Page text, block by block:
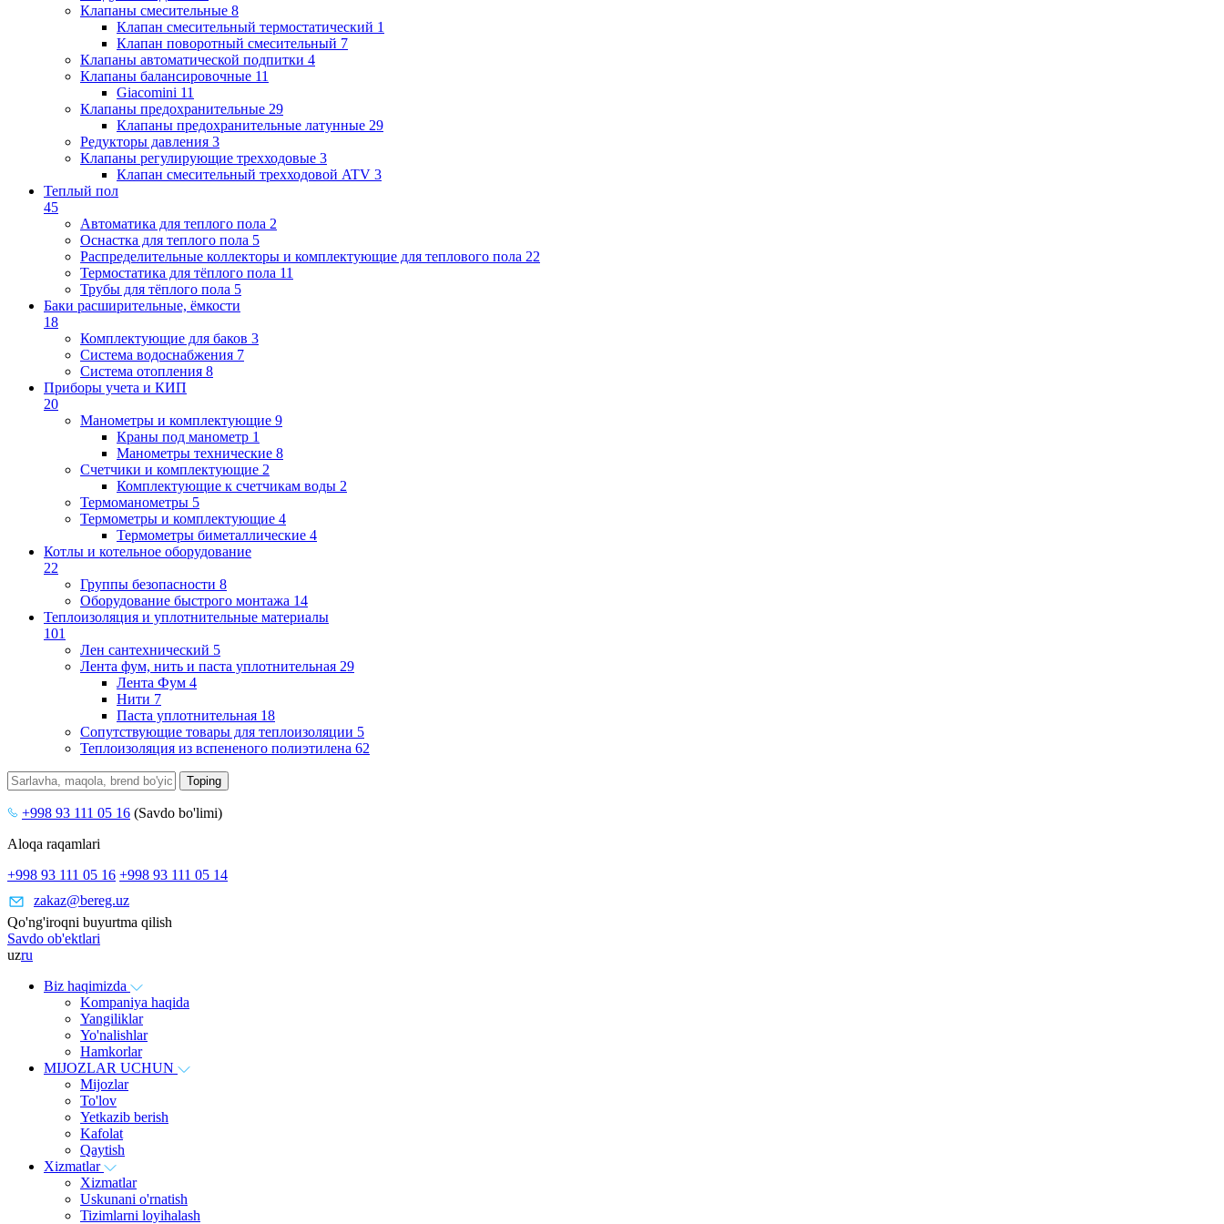
Клапаны cмесительные 8
Клапан cмесительный термостатический 1
Клапан поворотный cмесительный 7
Клапаны автоматической подпитки 4
Клапаны балансировочные 11
Giacomini 11
Клапаны предохранительные 29
Клапаны предохранительные латунные 29
Редукторы давления 3
Клапаны регулирующие трехходовые 3
Клапан смесительный трехходовой ATV 3
Теплый пол
45
Автоматика для теплого пола 2
Оснастка для теплого пола 5
Распределительные коллекторы и комплектующие для теплового пола 22
Термостатика для тёплого пола 11
Трубы для тёплого пола 5
Баки расширительные, ёмкости
18
Комплектующие для баков 3
Система водоснабжения 7
Система отопления 8
Приборы учета и КИП
20
Манометры и комплектующие 9
Краны под манометр 1
Манометры технические 8
Счетчики и комплектующие 2
Комплектующие к счетчикам воды 2
Термоманометры 5
Термометры и комплектующие 4
Термометры биметаллические 4
Котлы и котельное оборудование
22
Группы безопасности 8
Оборудование быстрого монтажа 14
Теплоизоляция и уплотнительные материалы
101
Лен сантехнический 5
Лента фум, нить и паста уплотнительная 29
Лента Фум 4
Нити 7
Паста уплотнительная 18
Сопутствующие товары для теплоизоляции 5
Теплоизоляция из вспененого полиэтилена 62
+998 93 111 05 16 (Savdo bo'limi)
Aloqa raqamlari
+998 93 111 05 16 +998 93 111 05 14
zakaz@bereg.uz
Qo'ng'iroqni buyurtma qilish
Savdo ob'ektlari
uzru
Biz haqimizda
Kompaniya haqida
Yangiliklar
Yo'nalishlar
Hamkorlar
MIJOZLAR UCHUN
Mijozlar
To'lov
Yetkazib berish
Kafolat
Qaytish
Xizmatlar
Xizmatlar
Uskunani o'rnatish
Tizimlarni loyihalash